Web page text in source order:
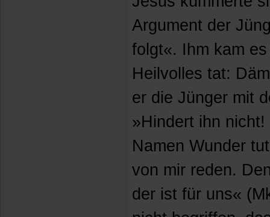
Argument der
folgt«. Ihm kam
Heilvolles tat:
er die Jünger mit
»Hindert ihn
Namen Wunder
von mir reden.
der ist für uns«